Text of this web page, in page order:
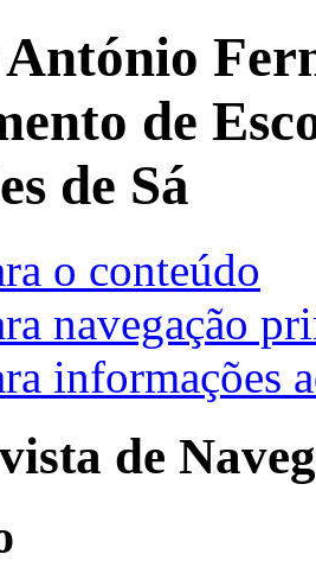
de
de Sá
o conteúdo
navegação
informações
de